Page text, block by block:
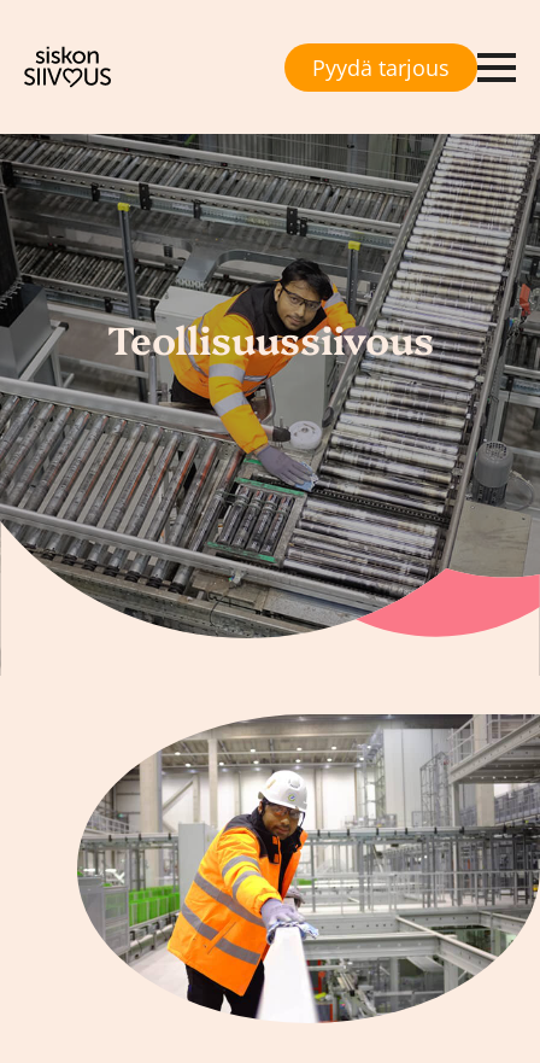
Pyydä tarjous
Teollisuussiivous